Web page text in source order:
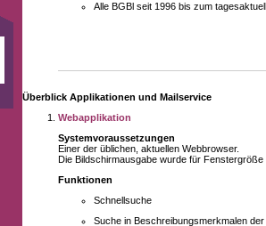
Alle BGBl seit 1996 bis zum
Überblick Applikationen und Mailservice
Webapplikation
Systemvoraussetzungen
Einer der üblichen, aktuellen Webbrowser.
Die Bildschirmausgabe wurde für
Funktionen
Schnellsuche
Suche in Beschreibungsmerkmalen